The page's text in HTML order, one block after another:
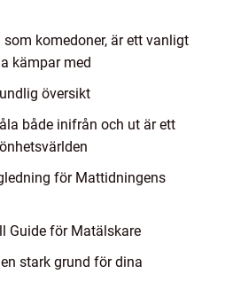
komedoner, är ett vanligt
kämpar med
översikt
både inifrån och ut är ett
för Mattidningens
Guide för Matälskare
stark grund för dina